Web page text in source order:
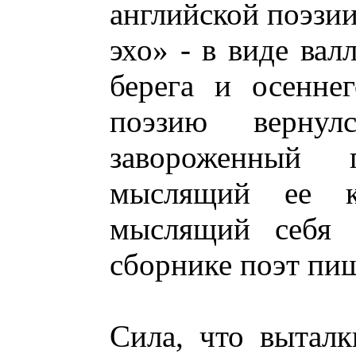
английской
эхо» - в виде
берега и
поэзию
мыслящий ее
мыслящий
сборнике поэт
Сила, что